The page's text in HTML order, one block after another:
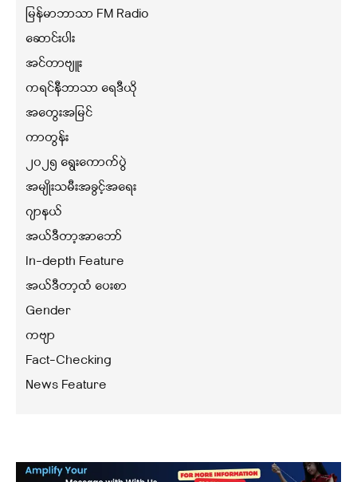
မြန်မာဘာသာ FM Radio
ဆောင်းပါး
အင်တာဗျူး
ကရင်နီဘာသာ ရေဒီယို
အတွေးအမြင်
ကာတွန်း
၂၀၂၅ ရွေးကောက်ပွဲ
အမျိုးသမီးအခွင့်အရေး
ဂျာနယ်
အယ်ဒီတာ့အာဘော်
In-depth Feature
အယ်ဒီတာ့ထံ ပေးစာ
Gender
ကဗျာ
Fact-Checking
News Feature